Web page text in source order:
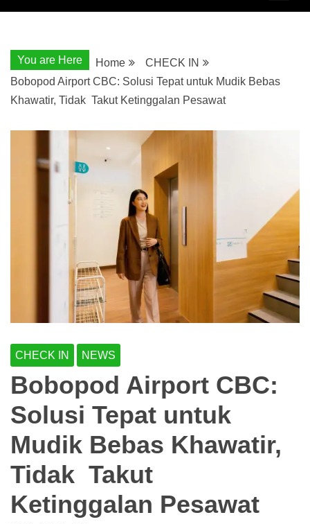
You are Here Home
CHECK IN
Bobopod Airport CBC: Solusi Tepat untuk Mudik Bebas
Khawatir, Tidak Takut Ketinggalan Pesawat
CHECK IN NEWS
Bobopod Airport CBC:
Solusi Tepat untuk
Mudik Bebas Khawatir,
Tidak Takut
Ketinggalan Pesawat